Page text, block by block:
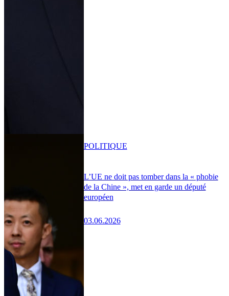
L’UE ne doit pas tomber dans la « phobie
de la Chine », met en garde un député
européen
03.06.2026
POLITIQUE